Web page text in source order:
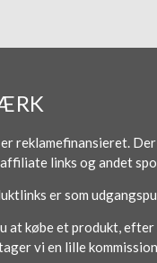
reklamefinansieret.
links og andet
er som
at købe et produkt, efter
vi en lille